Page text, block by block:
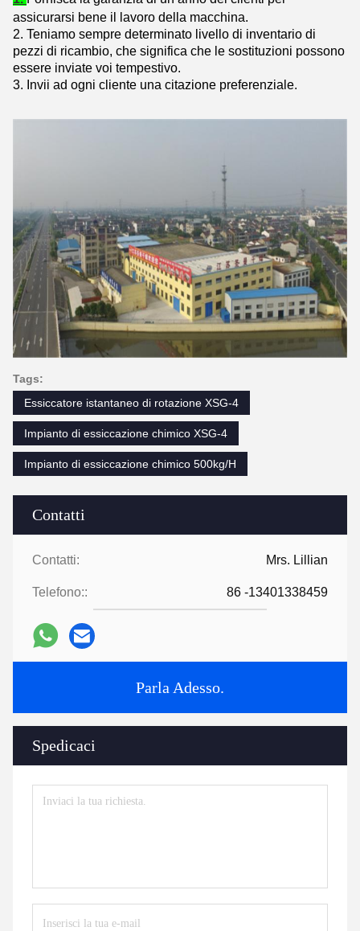
Contatti
Contatti: Mrs. Lillian
Telefono:: 86 -13401338459
Parla Adesso.
Spedicaci
assicurarsi bene il lavoro della macchina.
2. Teniamo sempre determinato livello di inventario di
pezzi di ricambio, che significa che le sostituzioni possono
essere inviate voi tempestivo.
3. Invii ad ogni cliente una citazione preferenziale.
Tags:
Essiccatore istantaneo di rotazione XSG-4
Impianto di essiccazione chimico XSG-4
Impianto di essiccazione chimico 500kg/H